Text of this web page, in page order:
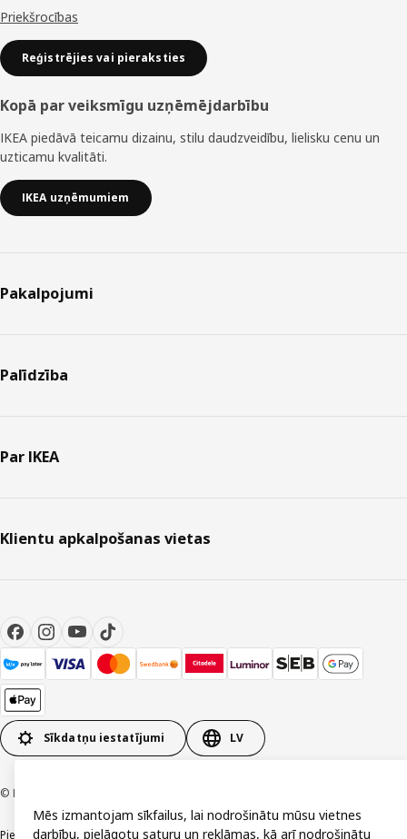
Priekšrocības
Reģistrējies vai pieraksties
Kopā par veiksmīgu uzņēmējdarbību
IKEA piedāvā teicamu dizainu, stilu daudzveidību, lielisku cenu un
uzticamu kvalitāti.
IKEA uzņēmumiem
Pakalpojumi
Palīdzība
Par IKEA
Klientu apkalpošanas vietas
Sīkdatņu iestatījumi LV
© Inter IKEA Systems B.V. 1999-2026
PiekļūstamībaVispārīgi noteikumiPrivātuma un sīkdatņu politikaKontakti
Mēs izmantojam sīkfailus, lai nodrošinātu mūsu vietnes
darbību, pielāgotu saturu un reklāmas, kā arī nodrošinātu